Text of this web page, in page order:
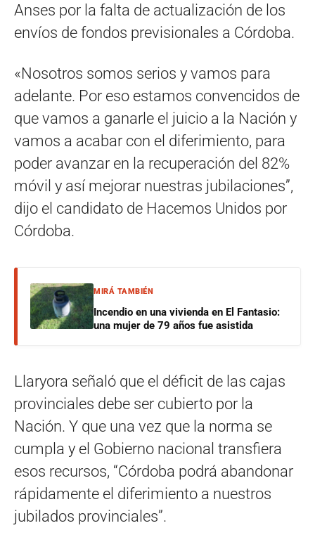
Anses por la falta de actualización de los
envíos de fondos previsionales a Córdoba.
«Nosotros somos serios y vamos para
adelante. Por eso estamos convencidos de
que vamos a ganarle el juicio a la Nación y
vamos a acabar con el diferimiento, para
poder avanzar en la recuperación del 82%
móvil y así mejorar nuestras jubilaciones”,
dijo el candidato de Hacemos Unidos por
Córdoba.
MIRÁ TAMBIÉN
Incendio en una vivienda en El Fantasio:
una mujer de 79 años fue asistida
Llaryora señaló que el déficit de las cajas
provinciales debe ser cubierto por la
Nación. Y que una vez que la norma se
cumpla y el Gobierno nacional transfiera
esos recursos, “Córdoba podrá abandonar
rápidamente el diferimiento a nuestros
jubilados provinciales”.